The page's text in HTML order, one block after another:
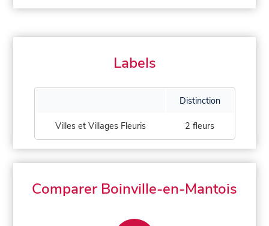
Labels
Distinction
Villes et Villages Fleuris 2 fleurs
Comparer Boinville-en-Mantois